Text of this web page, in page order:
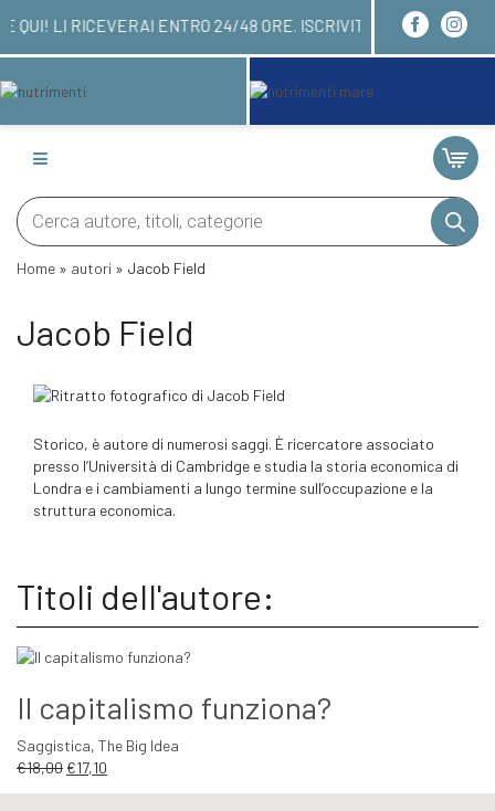
QUI! LI RICEVERAI ENTRO 24/48
Products
search
Home » autori » Jacob Field
Jacob Field
Storico, è autore di numerosi saggi. È ricercatore associato
presso l’Università di Cambridge e studia la storia economica di
Londra e i cambiamenti a lungo termine sull’occupazione e la
struttura economica.
Titoli dell'autore:
Il capitalismo funziona?
Saggistica, The Big Idea
€18,00Il
€17,10